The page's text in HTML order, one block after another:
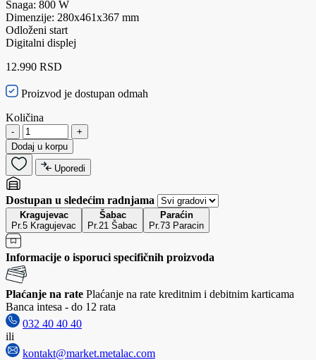
Snaga: 800 W
Dimenzije: 280x461x367 mm
Odloženi start
Digitalni displej
12.990 RSD
Proizvod je dostupan odmah
Količina
-
+
Dodaj u korpu
Uporedi
Dostupan u sledećim radnjama
Kragujevac
Pr.5 Kragujevac
Šabac
Pr.21 Šabac
Paraćin
Pr.73 Paracin
Informacije o isporuci specifičnih proizvoda
Plaćanje na rate Plaćanje na rate kreditnim i debitnim karticama
Banca intesa - do 12 rata
032 40 40 40
ili
kontakt@market.metalac.com